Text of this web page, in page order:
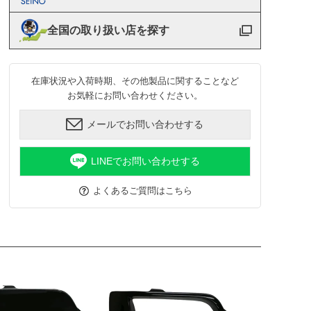
全国の取り扱い店を探す
在庫状況や入荷時期、その他製品に関することなど
お気軽にお問い合わせください。
メールでお問い合わせする
LINEでお問い合わせする
よくあるご質問はこちら